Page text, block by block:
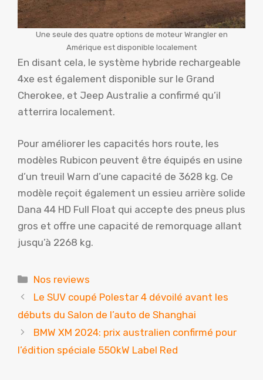
Une seule des quatre options de moteur Wrangler en
Amérique est disponible localement
En disant cela, le système hybride rechargeable
4xe est également disponible sur le Grand
Cherokee, et Jeep Australie a confirmé qu’il
atterrira localement.
Pour améliorer les capacités hors route, les
modèles Rubicon peuvent être équipés en usine
d’un treuil Warn d’une capacité de 3628 kg. Ce
modèle reçoit également un essieu arrière solide
Dana 44 HD Full Float qui accepte des pneus plus
gros et offre une capacité de remorquage allant
jusqu’à 2268 kg.
Catégories
Nos reviews
Le SUV coupé Polestar 4 dévoilé avant les
débuts du Salon de l’auto de Shanghai
BMW XM 2024: prix australien confirmé pour
l’édition spéciale 550kW Label Red